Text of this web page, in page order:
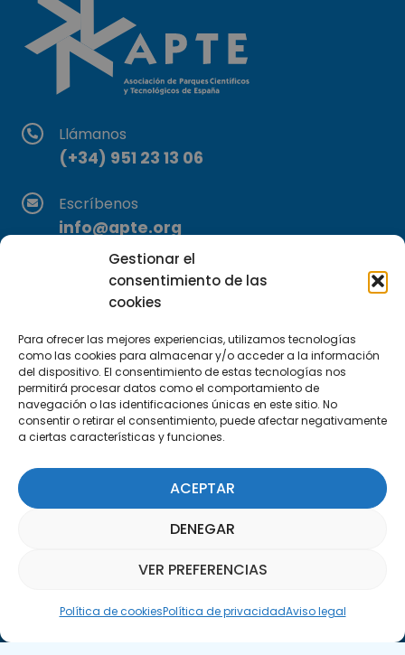
Gestionar el
consentimiento de las
cookies
Para ofrecer las mejores experiencias, utilizamos tecnologías
como las cookies para almacenar y/o acceder a la información
del dispositivo. El consentimiento de estas tecnologías nos
permitirá procesar datos como el comportamiento de
navegación o las identificaciones únicas en este sitio. No
consentir o retirar el consentimiento, puede afectar negativamente
a ciertas características y funciones.
ACEPTAR
DENEGAR
VER PREFERENCIAS
Política de cookiesPolítica de privacidadAviso legal
Llámanos
(+34) 951 23 13 06
Escríbenos
info@apte.org
Encuéntranos
C/Marie Curie, 35
Suscríbete a nuestra Newsletter